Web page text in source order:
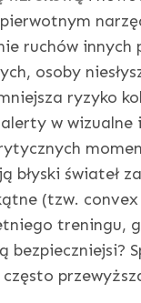
ruchów innych
osoby
ryzyko
w wizualne
świateł
(tzw.
treningu,
bezpieczniejsi?